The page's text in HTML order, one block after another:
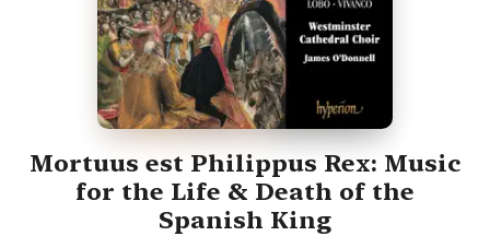
Mortuus est Philippus Rex: Music
for the Life & Death of the
Spanish King